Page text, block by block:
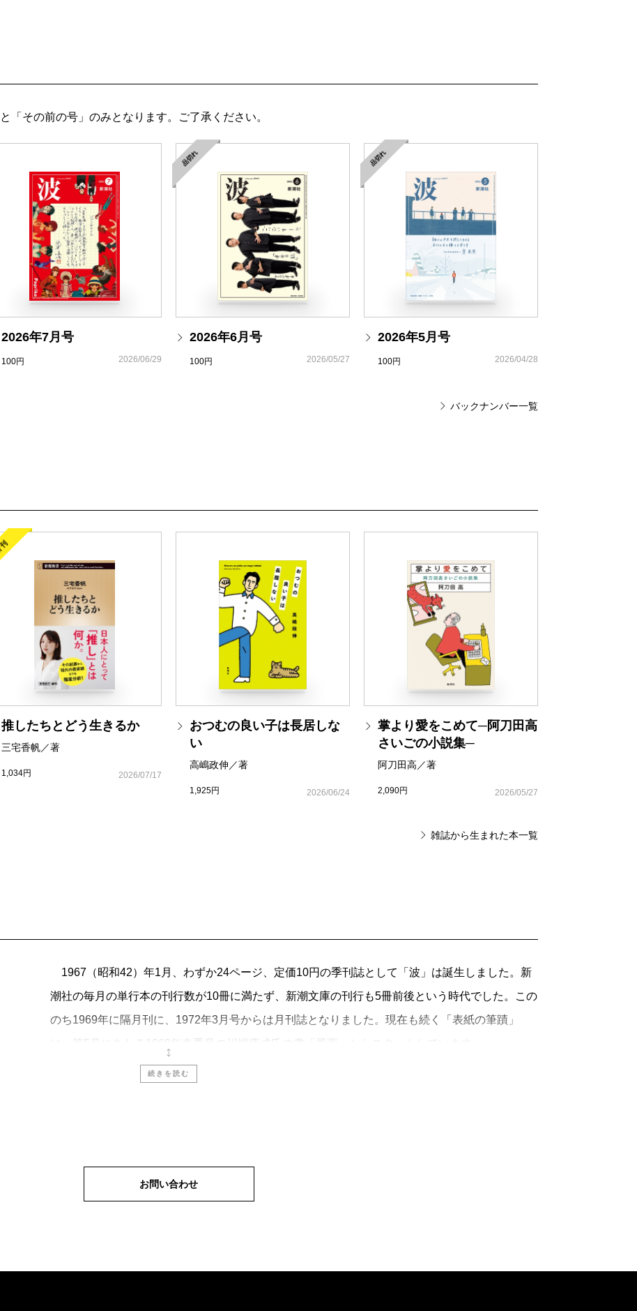
大井 玄『人間の往生―看取りの医師が考える―』（新潮新書）
今野 浩『工学部ヒラノ教授』
井上章一／ふるさとを、遠きにありてふりかえる
岩田健太郎『「患者様」が医療を壊す』（新潮選書）
内田 樹／「現場の人」の共通点
ラグラム・ラジャン『フォールト・ラインズ―「大断層」が金融危機
を再び招く―』
［佐伯泰英◎新シリーズ「新・古着屋総兵衛」刊行開始記念］
とんぼの本編集部通信
「考える人」─都心のパワースポット
阿部和重／幼少の帝国 成熟を拒否する日本人 第3回
吉川 潮／ 【対談】寿限無の言い分 桂あやめ（後篇）
片山杜秀／未完のファシズム 第5回
三田 完／モーニングサービス 第6回
小林朋道／ヒト、動物に会う 第9回
山折哲雄／長谷川伸と日本人 第14回
瀧井朝世／サイン、コサイン、偏愛レビュー 第11回
佐木隆三／わたしが出会った殺人者たち 第9回
本シリーズの時代設定は、享和二（一八〇二）年ですが、この百年ほど前、元禄・宝永期の六
加筆修正し、決定版として新潮文庫で順次刊行していく予定です。「古着屋総兵衛影始末」シリ
ーズの第一巻『
』、第二巻『 異心』は、『血に非ず』と同じく一月二十八日発売です。
◇第一四四回芥川賞（主催・日本文学振興会）が、朝吹真理子氏「きことわ」、西村賢太氏「苦
役列車」の両作に決定しました。単行本『きことわ
』は、それぞれ、小社より発
売中です。（『苦役列車』の定価は一五七五円から一二六〇円に、発売日は一月二十六日に変更
になりました）
「その前の号」のみとなります。ご了承ください。
2026年7月号
100円 2026/06/29
品切れ
2026年6月号
100円 2026/05/27
品切れ
2026年5月号
100円 2026/04/28
バックナンバー一覧
推したちとどう生きるか
三宅香帆／著
1,034円 2026/07/17
おつむの良い子は長居しな
い
高嶋政伸／著
1,925円 2026/06/24
掌より愛をこめて─阿刀田高
さいごの小説集─
阿刀田高／著
2,090円 2026/05/27
雑誌から生まれた本一覧
1967（昭和42）年1月、わずか24ページ、定価10円の季刊誌として「波」は誕生しました。新
潮社の毎月の単行本の刊行数が10冊に満たず、新潮文庫の刊行も5冊前後という時代でした。この
のち1969年に隔月刊に、1972年3月号からは月刊誌となりました。現在も続く「表紙の筆蹟」
は、第5号にあたる1968年春季号の川端康成氏の書「風雨」からスタートしています。
氏がカポーティの『冷血』を、小松伸六氏が有吉佐和子氏の『華岡青洲の妻』を論評していま
続きを読む
お問い合わせ